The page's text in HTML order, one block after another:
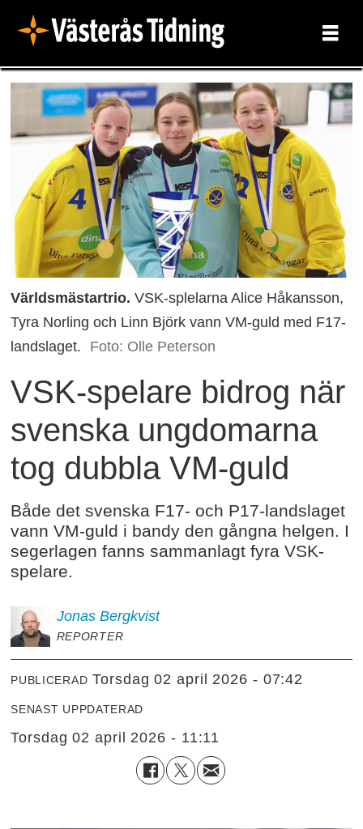
Världsmästartrio.VSK-splelarna Alice Håkansson,
Tyra Norling och Linn Björk vann VM-guld med F17-
landslaget.
Foto: Olle Peterson
VSK-spelare bidrog när
svenska ungdomarna
tog dubbla VM-guld
Både det svenska F17- och P17-landslaget
vann VM-guld i bandy den gångna helgen. I
segerlagen fanns sammanlagt fyra VSK-
spelare.
Jonas Bergkvist
REPORTER
PUBLICERAD torsdag 02 april 2026 - 07:42
SENAST UPPDATERAD
torsdag 02 april 2026 - 11:11